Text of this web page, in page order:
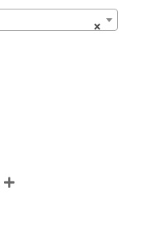
×
